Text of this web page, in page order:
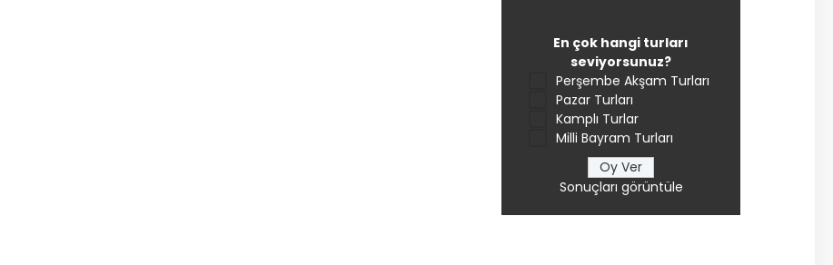
En çok hangi turları
seviyorsunuz?
Perşembe Akşam Turları
Pazar Turları
Kamplı Turlar
Milli Bayram Turları
Sonuçları görüntüle